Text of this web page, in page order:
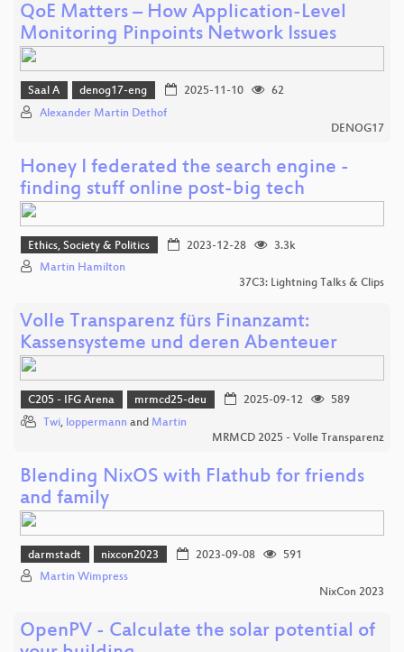
QoE Matters – How Application-Level
Monitoring Pinpoints Network Issues
Saal A denog17-eng 2025-11-10
62
Alexander Martin Dethof
DENOG17
Honey I federated the search engine -
finding stuff online post-big tech
Ethics, Society & Politics 2023-12-28
3.3k
Martin Hamilton
37C3: Lightning Talks & Clips
Volle Transparenz fürs Finanzamt:
Kassensysteme und deren Abenteuer
C205 - IFG Arena mrmcd25-deu 2025-09-12
589
Twi, loppermann and Martin
MRMCD 2025 - Volle Transparenz
Blending NixOS with Flathub for friends
and family
darmstadt nixcon2023 2023-09-08
591
Martin Wimpress
NixCon 2023
OpenPV - Calculate the solar potential of